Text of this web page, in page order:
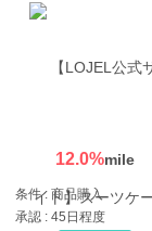
12.0%
条件 : 商品購入
承認 : 45日程度